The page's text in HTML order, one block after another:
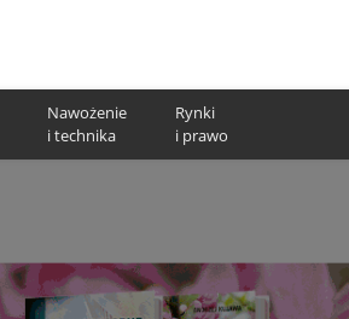
Nawożenie
i technika
Rynki
i prawo